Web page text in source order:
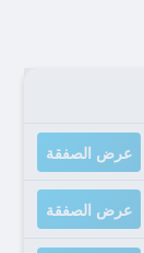
عرض الصفقة
عرض الصفقة